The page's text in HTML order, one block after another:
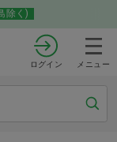
除く)
ログイン メニュー